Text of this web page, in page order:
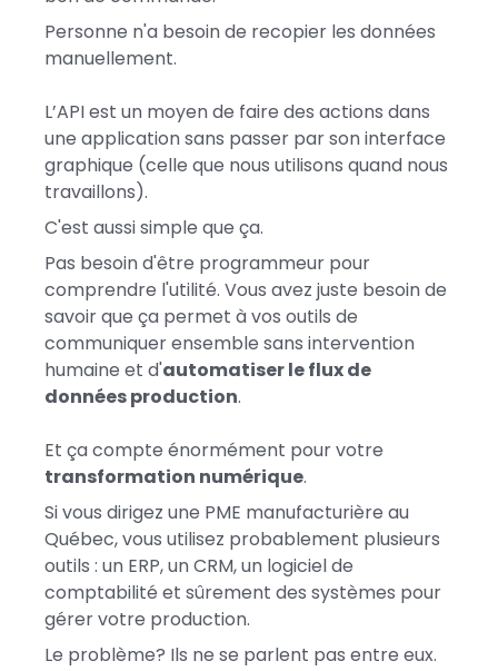
Personne n'a besoin de recopier les données
manuellement.
L’API est un moyen de faire des actions dans
une application sans passer par son interface
graphique (celle que nous utilisons quand nous
travaillons).
C'est aussi simple que ça.
Pas besoin d'être programmeur pour
comprendre l'utilité. Vous avez juste besoin de
savoir que ça permet à vos outils de
communiquer ensemble sans intervention
humaine et d'automatiser le flux de
données production.
Et ça compte énormément pour votre
transformation numérique.
Si vous dirigez une PME manufacturière au
Québec, vous utilisez probablement plusieurs
outils : un ERP, un CRM, un logiciel de
comptabilité et sûrement des systèmes pour
gérer votre production.
Le problème? Ils ne se parlent pas entre eux.